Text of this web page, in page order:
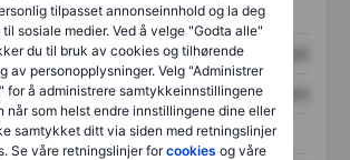
tilpasset annonseinnhold og la deg
sosiale medier. Ved å velge "Godta alle"
du til bruk av cookies og tilhørende
av personopplysninger. Velg "Administrer
for å administrere samtykkeinnstillingene
når som helst endre innstillingene dine eller
samtykket ditt via siden med retningslinjer
Se våre retningslinjer forcookies og våre
XXXXXXX XXXXXXX
XXXXXXX XXXXXXX